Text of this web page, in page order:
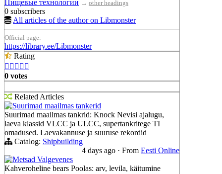
Пищевые технологии → other headings
0 subscribers
All articles of the author on Libmonster
Official page:
https://library.ee/Libmonster
Rating
    
0 votes
Related Articles
Suurimad maailmas tankerid
Suurimad maailmas tankrid: Knock Nevisi ajalugu,
laeva klassid VLCC ja ULCC, supertankritege TI
omadused. Laevakannuse ja suuruse rekordid
Catalog: Shipbuilding
4 days ago · From Eesti Online
Metsad Valgevenes
Kahveroheline bears Poolas: arv, levila, käitumine